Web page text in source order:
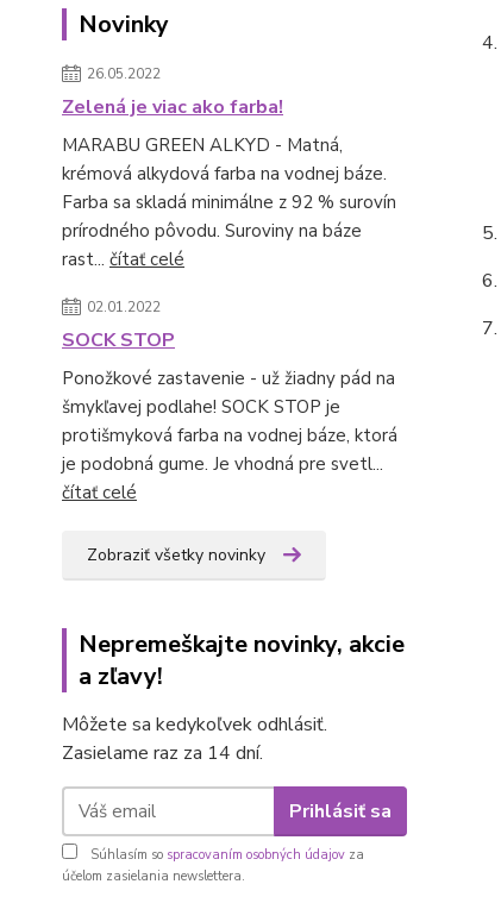
Novinky
26.05.2022
Zelená je viac ako farba!
MARABU GREEN ALKYD - Matná,
krémová alkydová farba na vodnej báze.
Farba sa skladá minimálne z 92 % surovín
prírodného pôvodu. Suroviny na báze
rast... čítať celé
02.01.2022
SOCK STOP
Ponožkové zastavenie - už žiadny pád na
šmykľavej podlahe! SOCK STOP je
protišmyková farba na vodnej báze, ktorá
je podobná gume. Je vhodná pre svetl...
čítať celé
Zobraziť všetky novinky
Nepremeškajte novinky, akcie
a zľavy!
Môžete sa kedykoľvek odhlásiť.
Zasielame raz za 14 dní.
Prihlásiť sa
Súhlasím so spracovaním osobných údajov za
účelom zasielania newslettera.